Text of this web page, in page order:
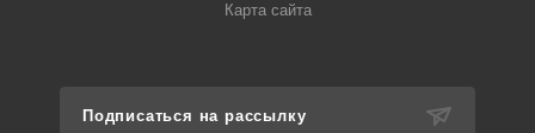
Карта сайта
Подписаться на рассылку